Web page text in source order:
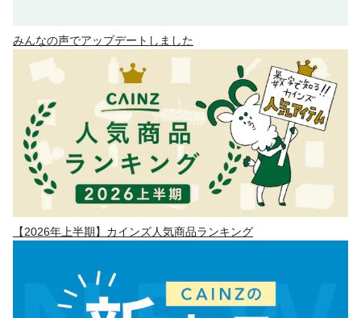
みんなの声でアップデートしました
【2026年上半期】カインズ人気商品ランキング